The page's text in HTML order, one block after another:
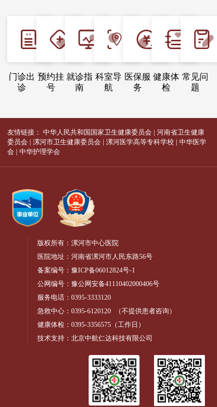
门诊出
诊
预约挂
号
就诊指
南
科室导
航
医保服
务
健康体
检
常见问
题
友情链接： 中华人民共和国国家卫生健康委员会 | 河南省卫生健康
委员会 | 漯河市卫生健康委员会 | 漯河医学高等专科学校 | 中华医学
会 | 中华护理学会
版权所有：漯河市中心医院
医院地址：河南省漯河市人民东路56号
备案编号： 豫ICP备06012824号-1
公网编号： 豫公网安备41110402000406号
服务电话： 0395-3333120
急救中心： 0395-6120120
（不提供患者咨询）
健康体检： 0395-3356575 （工作日）
技术支持：北京中航仁达科技有限公司